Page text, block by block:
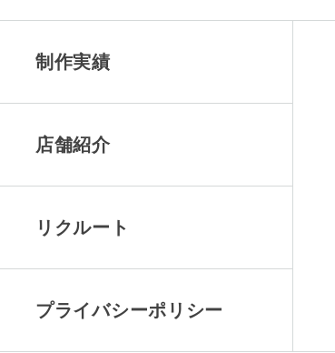
制作実績
店舗紹介
リクルート
プライバシーポリシー